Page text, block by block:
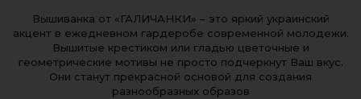
Вышиванка от «ГАЛИЧАНКИ» – это яркий украинский
акцент в ежедневном гардеробе современной молодежи.
Вышитые крестиком или гладью цветочные и
геометрические мотивы не просто подчеркнут Ваш вкус.
Они станут прекрасной основой для создания
разнообразных образов